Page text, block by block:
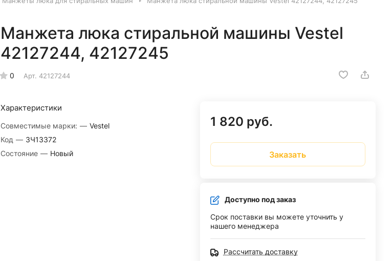
Манжета люка стиральной машины Vestel
42127244, 42127245
0 Арт. 42127244
Характеристики
Совместимые марки: — Vestel
Код — ЗЧ13372
Состояние — Новый
1 820 руб.
Заказать
Доступно под заказ
Срок поставки вы можете уточнить у
нашего менеджера
Рассчитать доставку